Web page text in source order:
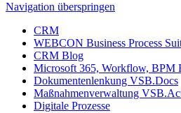
Navigation überspringen
CRM
WEBCON Business Process
CRM Blog
Microsoft 365, Workflow, BPM
Dokumentenlenkung VSB.Docs
Maßnahmenverwaltung
Digitale Prozesse